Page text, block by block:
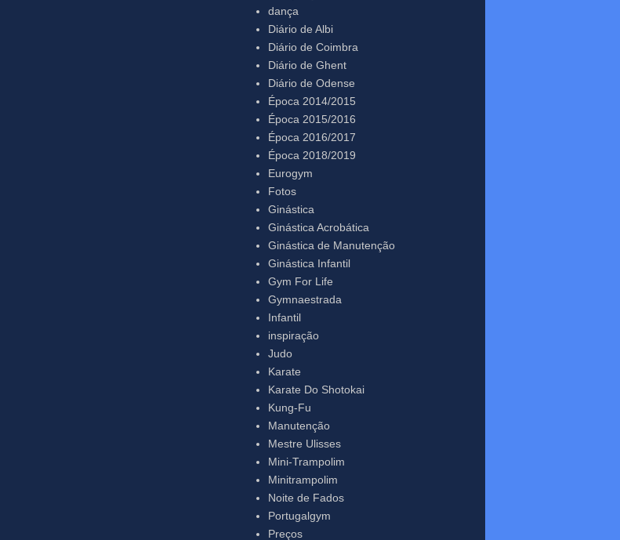
dança
Diário de Albi
Diário de Coimbra
Diário de Ghent
Diário de Odense
Época 2014/2015
Época 2015/2016
Época 2016/2017
Época 2018/2019
Eurogym
Fotos
Ginástica
Ginástica Acrobática
Ginástica de Manutenção
Ginástica Infantil
Gym For Life
Gymnaestrada
Infantil
inspiração
Judo
Karate
Karate Do Shotokai
Kung-Fu
Manutenção
Mestre Ulisses
Mini-Trampolim
Minitrampolim
Noite de Fados
Portugalgym
Preços